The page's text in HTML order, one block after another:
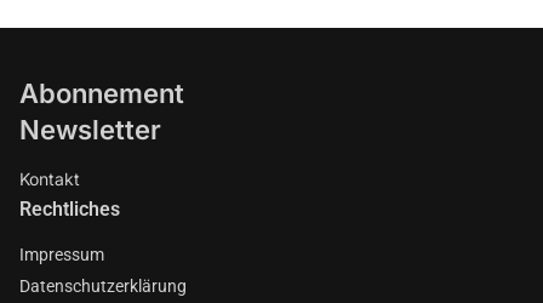
Abonnement
Newsletter
Kontakt
Rechtliches
Impressum
Datenschutzerklärung